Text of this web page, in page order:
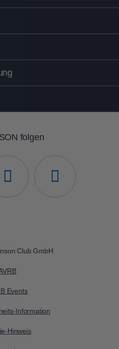
folgen
Club GmbH
Events
Information
Hinweis